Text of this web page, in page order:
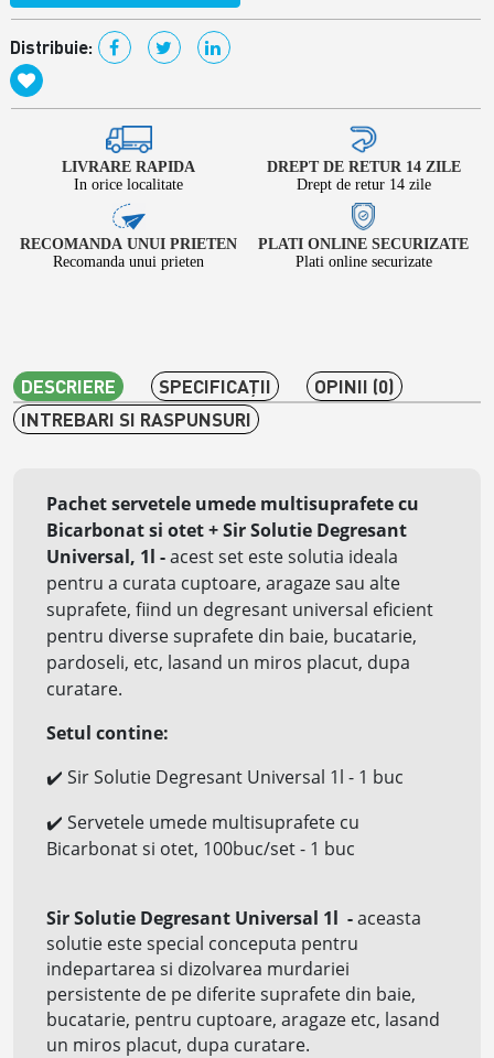
Distribuie:
LIVRARE RAPIDA
In orice localitate
DREPT DE RETUR 14 ZILE
Drept de retur 14 zile
RECOMANDA UNUI PRIETEN
Recomanda unui prieten
PLATI ONLINE SECURIZATE
Plati online securizate
DESCRIERE SPECIFICAŢII
OPINII (0)
INTREBARI SI RASPUNSURI
Pachet servetele umede multisuprafete cu
Bicarbonat si otet + Sir Solutie Degresant
Universal, 1l -acest set este solutia ideala
pentru a curata cuptoare, aragaze sau alte
suprafete, fiind un degresant universal eficient
pentru diverse suprafete din baie, bucatarie,
pardoseli, etc, lasand un miros placut, dupa
curatare.
Setul contine:
✔️ Sir Solutie Degresant Universal 1l - 1 buc
✔️ Servetele umede multisuprafete cu
Bicarbonat si otet, 100buc/set - 1 buc
Sir Solutie Degresant Universal 1l -aceasta
solutie este special conceputa pentru
indepartarea si dizolvarea murdariei
persistente de pe diferite suprafete din baie,
bucatarie, pentru cuptoare, aragaze etc, lasand
un miros placut, dupa curatare.